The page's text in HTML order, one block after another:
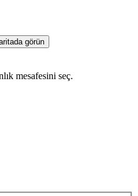
görün
mesafesini seç.